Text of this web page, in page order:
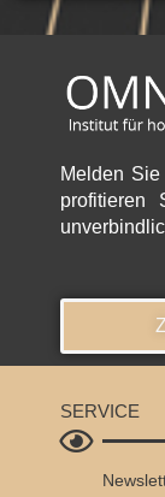
Melden
profitieren
SERVICE